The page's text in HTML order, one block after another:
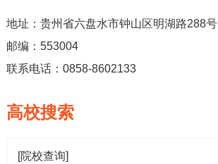
地址：贵州省六盘水市钟山区明湖路288号
邮编：553004
联系电话：0858-8602133
高校搜索
[院校查询]